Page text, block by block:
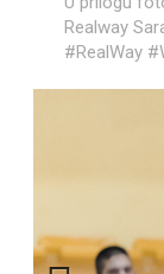
Realway
#RealWay